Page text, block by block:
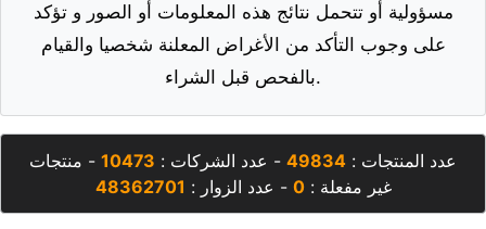
مسؤولية أو تتحمل نتائج هذه المعلومات أو الصور و تؤكد
على وجوب التأكد من الأغراض المعلنة شخصيا والقيام
بالفحص قبل الشراء.
عدد المنتجات : 49834 - عدد الشركات : 10473 - منتجات
غير مفعلة :0 - عدد الزوار : 48362701